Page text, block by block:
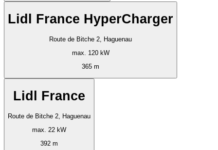
Lidl France HyperCharger
Route de Bitche 2, Haguenau
max. 120 kW
365 m
Lidl France
Route de Bitche 2, Haguenau
max. 22 kW
392 m